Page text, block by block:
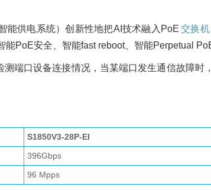
能供电系统）创新性地把AI技术融入PoE 交换机
PoE安全、智能fast reboot、智能Perpetual
端口设备连接情况，当某端口发生通信故障
S1850V3-28P-EI
396Gbps
96 Mpps